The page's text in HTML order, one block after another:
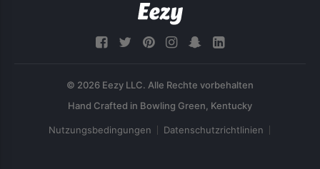
© 2026 Eezy LLC. Alle Rechte vorbehalten
Nutzungsbedingungen Datenschutzrichtlinien